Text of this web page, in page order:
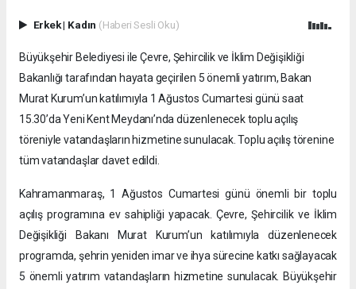
Erkek| Kadın (Haberi Sesli Oku)
Büyükşehir Belediyesi ile Çevre, Şehircilik ve İklim Değişikliği
Bakanlığı tarafından hayata geçirilen 5 önemli yatırım, Bakan
Murat Kurum’un katılımıyla 1 Ağustos Cumartesi günü saat
15.30’da Yeni Kent Meydanı’nda düzenlenecek toplu açılış
töreniyle vatandaşların hizmetine sunulacak. Toplu açılış törenine
tüm vatandaşlar davet edildi.
Kahramanmaraş, 1 Ağustos Cumartesi günü önemli bir toplu
açılış programına ev sahipliği yapacak. Çevre, Şehircilik ve İklim
Değişikliği Bakanı Murat Kurum’un katılımıyla düzenlenecek
programda, şehrin yeniden imar ve ihya sürecine katkı sağlayacak
5 önemli yatırım vatandaşların hizmetine sunulacak. Büyükşehir